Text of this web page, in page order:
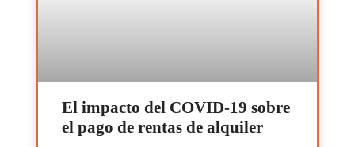
El impacto del COVID-19 sobre
el pago de rentas de alquiler